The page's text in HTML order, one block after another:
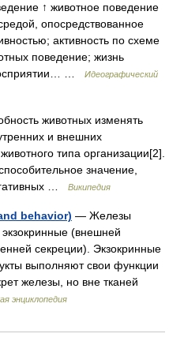
↑ животное поведение
опосредствованное
активность по схеме
поведение; жизнь
…
Идеографический
животных изменять
и внешних
типа организации[2].
значение,
…
Википедия
behavior) — Железы
(внешней
секреции). Экзокринные
выполняют свои функции
железы, но вне тканей
энциклопедия